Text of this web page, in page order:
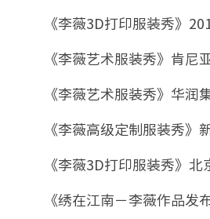
《李薇3D打印服装秀》
《李薇艺术服装秀》肯
《李薇艺术服装秀》华
《李薇高级定制服装秀》
《李薇3D打印服装秀》
《绣在江南－李薇作品